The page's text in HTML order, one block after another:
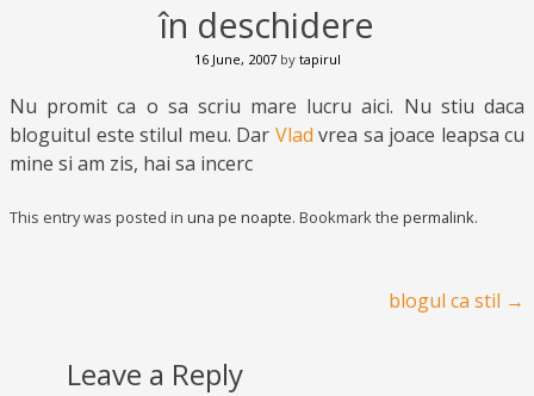
în deschidere
16 June, 2007by tapirul
Nu promit ca o sa scriu mare lucru aici. Nu stiu daca
bloguitul este stilul meu. Dar Vlad vrea sa joace leapsa cu
mine si am zis, hai sa incerc
This entry was posted in una pe noapte. Bookmark the permalink.
blogul ca stil →
Leave a Reply